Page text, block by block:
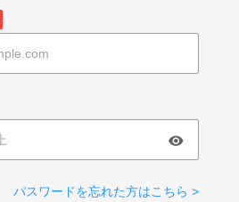
パスワードを忘れた方はこちら >